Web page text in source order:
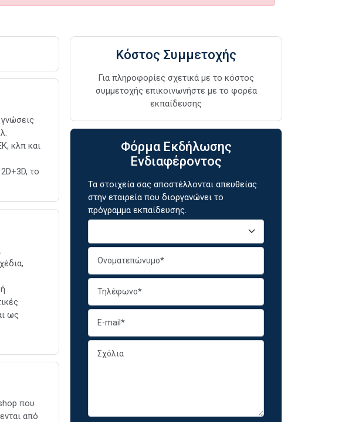
κλπ και
το
ως
που
από
Κόστος Συμμετοχής
Για πληροφορίες σχετικά με το κόστος
συμμετοχής επικοινωνήστε με το φορέα
εκπαίδευσης
Φόρμα Εκδήλωσης
Ενδιαφέροντος
Τα στοιχεία σας αποστέλλονται απευθείας
στην εταιρεία που διοργανώνει το
πρόγραμμα εκπαίδευσης.